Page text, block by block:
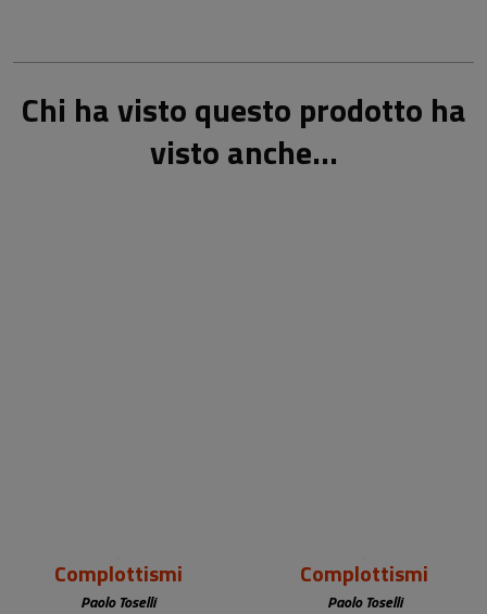
Chi ha visto questo prodotto ha
visto anche...
Complottismi
Paolo Toselli
Complottismi
Paolo Toselli